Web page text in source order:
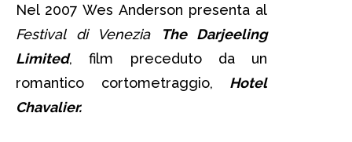
Nel 2007 Wes Anderson presenta al
Festival di Venezia
The Darjeeling
Limited, film preceduto da un
romantico cortometraggio, Hotel
Chavalier.